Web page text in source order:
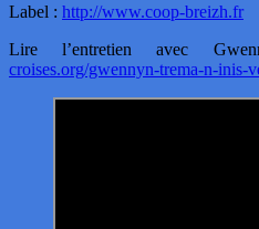
Label : http://www.coop-breizh.fr
Lire l’entretien avec
croises.org/gwennyn-trema-n-inis-